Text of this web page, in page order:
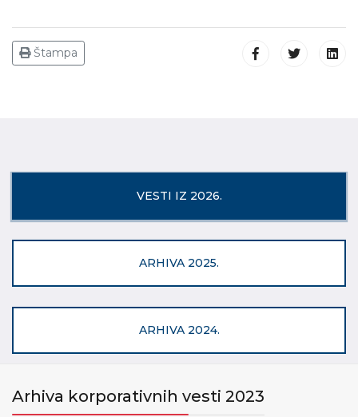
Štampa
VESTI IZ 2026.
ARHIVA 2025.
ARHIVA 2024.
Arhiva korporativnih vesti 2023